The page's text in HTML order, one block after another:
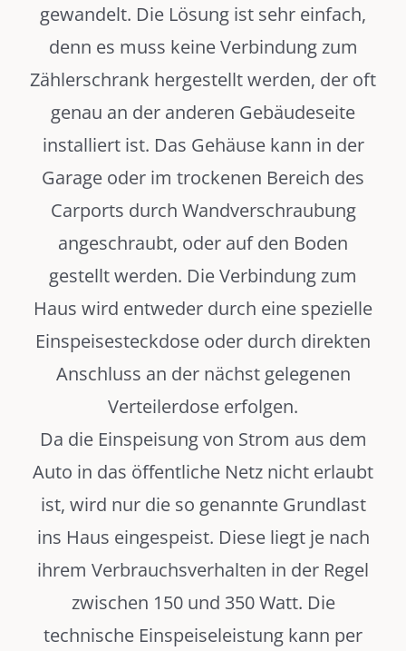
gewandelt. Die Lösung ist sehr einfach,
denn es muss keine Verbindung zum
Zählerschrank hergestellt werden, der oft
genau an der anderen Gebäudeseite
installiert ist. Das Gehäuse kann in der
Garage oder im trockenen Bereich des
Carports durch Wandverschraubung
angeschraubt, oder auf den Boden
gestellt werden. Die Verbindung zum
Haus wird entweder durch eine spezielle
Einspeisesteckdose oder durch direkten
Anschluss an der nächst gelegenen
Verteilerdose erfolgen.
Da die Einspeisung von Strom aus dem
Auto in das öffentliche Netz nicht erlaubt
ist, wird nur die so genannte Grundlast
ins Haus eingespeist. Diese liegt je nach
ihrem Verbrauchsverhalten in der Regel
zwischen 150 und 350 Watt. Die
technische Einspeiseleistung kann per